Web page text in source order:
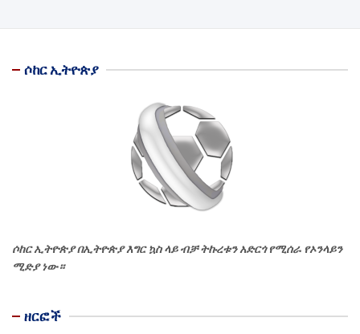
ሶከር ኢትዮጵያ
ሶከር ኢትዮጵያ በኢትዮጵያ እግር ኳስ ላይ ብቻ ትኩረቱን አድርጎ የሚሰራ የኦንላይን
ሚድያ ነው።
ዘርፎች